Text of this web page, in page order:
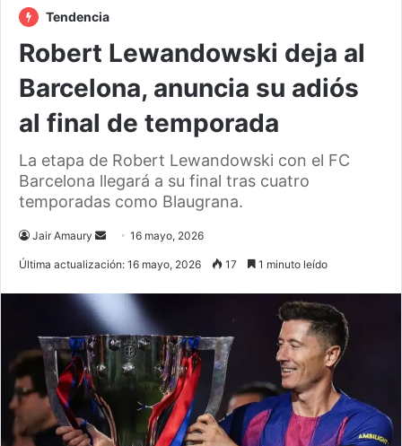
Tendencia
Robert Lewandowski deja al
Barcelona, anuncia su adiós
al final de temporada
La etapa de Robert Lewandowski con el FC
Barcelona llegará a su final tras cuatro
temporadas como Blaugrana.
Jair Amaury
Send
an
16 mayo, 2026
Última actualización: 16 mayo, 2026 17 1 minuto leído